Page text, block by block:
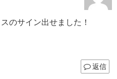
のサイン出せました！
返信